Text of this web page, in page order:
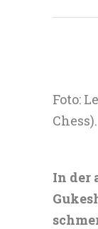
Foto:
Chess).
In der